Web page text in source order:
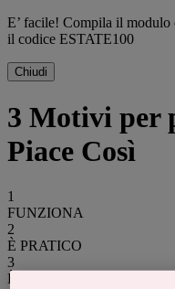
E’ facile! Compila il
il codice ESTATE100
Chiudi
3 Motivi per
Piace Così
1
FUNZIONA
2
È PRATICO
3
È BUONO